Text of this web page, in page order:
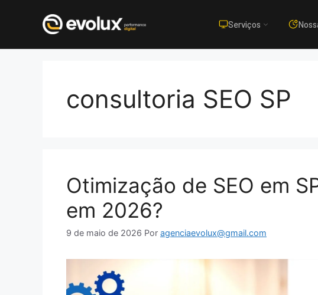
Serviços
consultoria SEO SP
Otimização de SEO em
em 2026?
9 de maio de 2026 Por agenciaevolux@gmail.com